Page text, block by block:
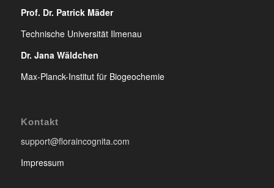
Prof. Dr. Patrick Mäder
Technische Universität Ilmenau
Dr. Jana Wäldchen
Max-Planck-Institut für Biogeochemie
Kontakt
support@floraincognita.com
Impressum